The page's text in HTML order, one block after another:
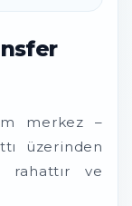
merkez –
üzerinden
rahattır ve